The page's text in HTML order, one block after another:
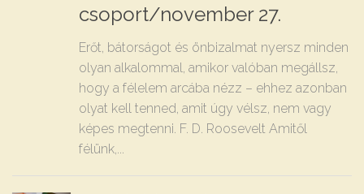
csoport/november 27.
Erőt, bátorságot és önbizalmat nyersz minden
olyan alkalommal, amikor valóban megállsz,
hogy a félelem arcába nézz – ehhez azonban
olyat kell tenned, amit úgy vélsz, nem vagy
képes megtenni. F. D. Roosevelt Amitől
félünk,...